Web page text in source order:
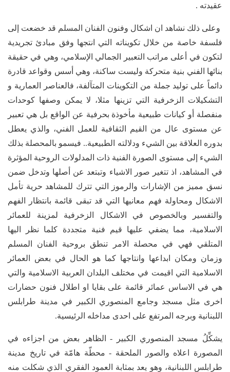
عقيدته .
وعلى ذلك نشاهد ان اشكال وفنون الفنان المسلم قد خضعت إلى
فلسفة خاصة من خلال تكويناته التي انتجها وفق مبادئ تجريدية
لتكون في أعلى مراتب التعبير الجمالي الإسلامي، وهي في حقيقة
بنائها الفني بنية متحركة وليست ساكنة، وهي أسس وقواعد قادرة
دائماً على توليد جملة من التكوينات المتآلفة، فالعناصر العمارية و
التشكيلات الزخرفية التي تزينها مثلا، لا يمكن وصفها كوحدات
منفصلة أو كيانات طبيعية مأخوذة بحرفية عن الواقع بل هي تعبير
عن مستوى عال من القيم الثقافية للعمل الفني، والذي يعطل
بدوره العلاقة بين الشيء ودلالته الطبيعية.. فيسمو بالمحصلة بذلك
الشيء إلى مستوى الصورة الفنية ذات المدلولات الروحية المؤثرة
في المشاهد، اذ تتغير صور الاشياء وتبتعد عن أصلها وتدخل ضمن
نسق مميز من الإشارات والرموز التي تترك للمشاهد حرية تأمل
الاشكال ومحاولة فهم معانيها التي قد تبقى قائمة بانتظار الفهم
والتفسير وبالخصوص في الاشكال الزخرفية لمزينة للعمائر
الاسلامية، مما يضفي عليها قيم فنية متجددة كلما نظر اليها
المتلقي فهي في محصلة الامر تنطق بروحية الفنان المسلم
وزمان ومكان ابداعها وانتاجها كما هو الحال في بعض العمائر
الاسلامية التي اقيمت في مختلف البلدان العربية الاسلامية والتي
هي في الاساس عمائر قائمة على بقايا او اطلال فنون حضارات
اخرى مثل مسجد وجامع المنصوري الكبير في مدينة طرابلس
اللبنانية وبرجه المرتفع على احدى مداخله الرئيسية.
يشكِّلُ مسجد المنصوري الكبير - الظاهر بعض من اجزاءه في
المصورة اعلاه والصور الملحقة - محطّة هامّة في تاريخ مدينة
طرابلس اللبنانية، وهو يعد بمثابة العمود الفقري الذي شكلت منه